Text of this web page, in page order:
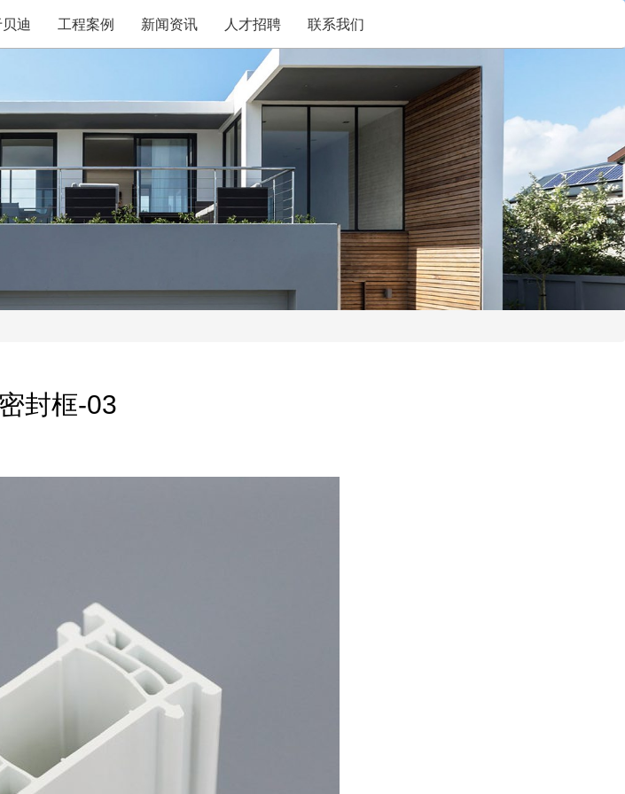
迪 工程案例 新闻资讯 人才招聘 联系我们
封框-03